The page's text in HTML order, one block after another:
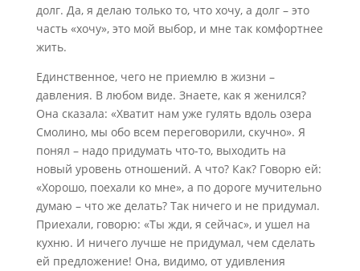
долг. Да, я делаю только то, что хочу, а долг – это
часть «хочу», это мой выбор, и мне так комфортнее
жить.
Единственное, чего не приемлю в жизни –
давления. В любом виде. Знаете, как я женился?
Она сказала: «Хватит нам уже гулять вдоль озера
Смолино, мы обо всем переговорили, скучно». Я
понял – надо придумать что-то, выходить на
новый уровень отношений. А что? Как? Говорю ей:
«Хорошо, поехали ко мне», а по дороге мучительно
думаю – что же делать? Так ничего и не придумал.
Приехали, говорю: «Ты жди, я сейчас», и ушел на
кухню. И ничего лучше не придумал, чем сделать
ей предложение! Она, видимо, от удивления